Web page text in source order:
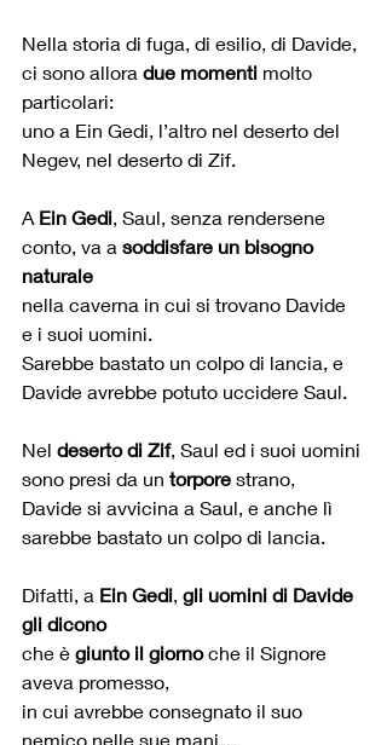
Nella storia di fuga, di esilio, di Davide,
ci sono allora due momenti molto
particolari:
uno a Ein Gedi, l’altro nel deserto del
Negev, nel deserto di Zif.
A Ein Gedi, Saul, senza rendersene
conto, va a soddisfare un bisogno
naturale
nella caverna in cui si trovano Davide
e i suoi uomini.
Sarebbe bastato un colpo di lancia, e
Davide avrebbe potuto uccidere Saul.
Nel deserto di Zif, Saul ed i suoi uomini
sono presi da un torpore strano,
Davide si avvicina a Saul, e anche lì
sarebbe bastato un colpo di lancia.
Difatti, a Ein Gedi, gli uomini di Davide
gli dicono
che è giunto il giorno che il Signore
aveva promesso,
in cui avrebbe consegnato il suo
nemico nelle sue mani…